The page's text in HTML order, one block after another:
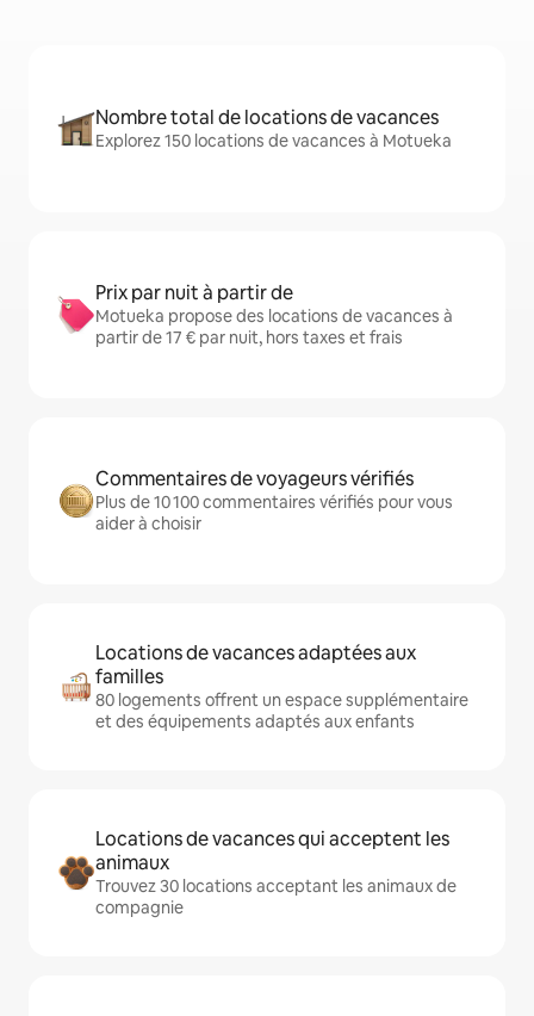
Nombre total de locations de vacances
Explorez 150 locations de vacances à Motueka
Prix par nuit à partir de
Motueka propose des locations de vacances à
partir de 17 € par nuit, hors taxes et frais
Commentaires de voyageurs vérifiés
Plus de 10 100 commentaires vérifiés pour vous
aider à choisir
Locations de vacances adaptées aux
familles
80 logements offrent un espace supplémentaire
et des équipements adaptés aux enfants
Locations de vacances qui acceptent les
animaux
Trouvez 30 locations acceptant les animaux de
compagnie